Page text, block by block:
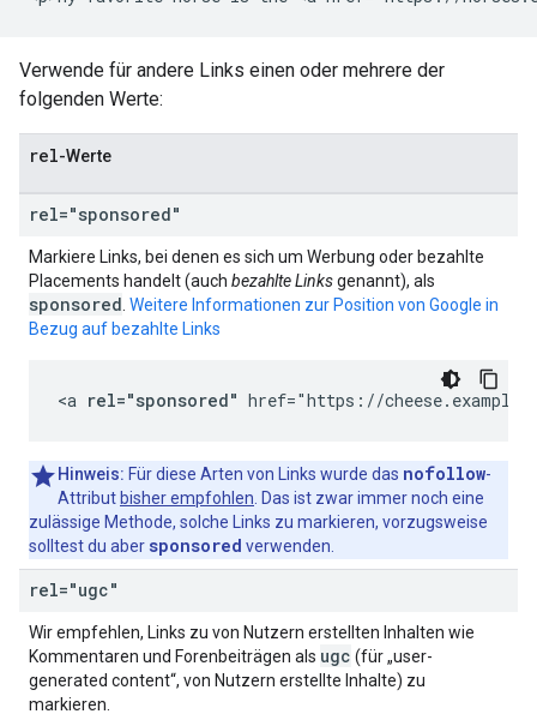
Verwende für andere Links einen oder mehrere der
folgenden Werte:
rel-Werte
rel="sponsored"
Markiere Links, bei denen es sich um Werbung oder bezahlte
Placements handelt (auch bezahlte Linksgenannt), als
sponsored Weitere Informationen zur Position von Google in
Bezug auf bezahlte Links
<a rel="sponsored" href="https://
Hinweis: Für diese Arten von Links wurde das nofollow-
Attribut bisher empfohlen . Das ist zwar immer noch eine
zulässige Methode, solche Links zu markieren, vorzugsweise
solltest du aber sponsored verwenden.
rel="ugc"
Wir empfehlen, Links zu von Nutzern erstellten Inhalten wie
Kommentaren und Forenbeiträgen als ugc (für „user-
generated content“, von Nutzern erstellte Inhalte) zu
markieren.